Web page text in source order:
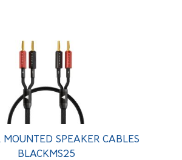
MOUNTED SPEAKER CABLES
BLACKMS25